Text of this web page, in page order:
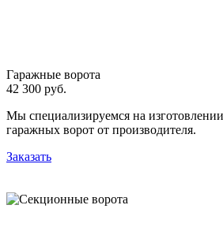
Гаражные ворота
42 300 руб.
Мы специализируемся на
гаражных ворот от производителя.
Заказать